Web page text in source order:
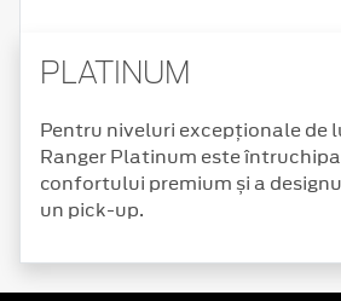
PLATINUM
Pentru niveluri excepționale de
Ranger Platinum este
confortului premium și a
un pick-up.